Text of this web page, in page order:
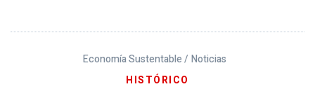
Economía Sustentable / Noticias
HISTÓRICO